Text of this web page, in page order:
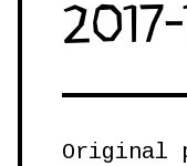
Original